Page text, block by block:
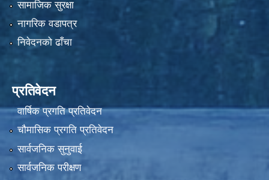
सामाजिक सुरक्षा
नागरिक वडापत्र
निवेदनको ढाँचा
प्रतिवेदन
वार्षिक प्रगति प्रतिवेदन
चौमासिक प्रगति प्रतिवेदन
सार्वजनिक सुनुवाई
सार्वजनिक परीक्षण